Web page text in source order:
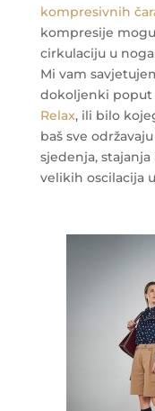
kompresivnih
kompresije
cirkulaciju u
Mi vam
dokoljenki poput
Relax, ili bilo
baš sve
sjedenja,
velikih oscilacija